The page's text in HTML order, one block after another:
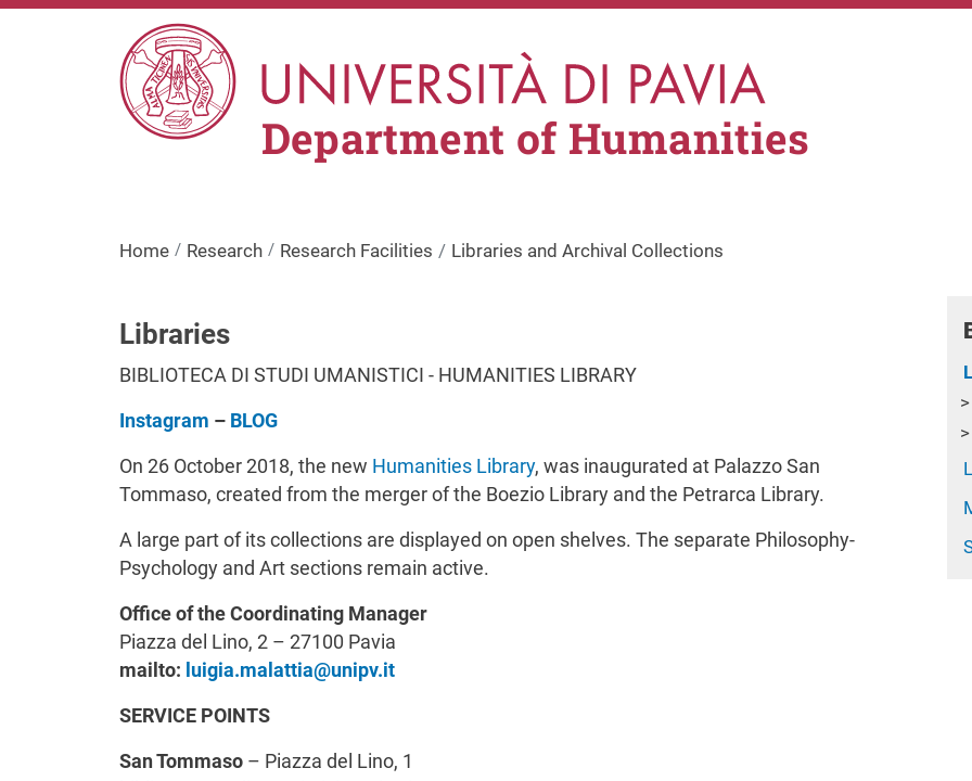
Skip to main content
Department of Humanities
Home Research Research Facilities Libraries and Archival Collections
Libraries
BIBLIOTECA DI STUDI UMANISTICI - HUMANITIES LIBRARY
Instagram – BLOG
On 26 October 2018, the new Humanities Library, was inaugurated at Palazzo San
Tommaso, created from the merger of the Boezio Library and the Petrarca Library.
A large part of its collections are displayed on open shelves. The separate Philosophy-
Psychology and Art sections remain active.
Office of the Coordinating Manager
Piazza del Lino, 2 – 27100 Pavia
mailto: luigia.malattia@unipv.it
SERVICE POINTS
San Tommaso – Piazza del Lino, 1